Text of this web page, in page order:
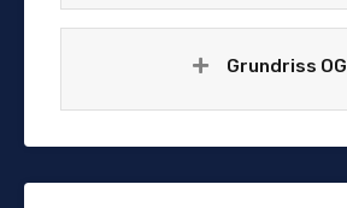
Grundriss OG